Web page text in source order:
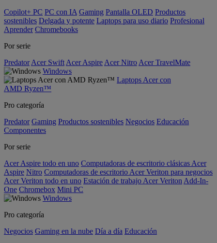
Copilot+ PC PC con IA Gaming Pantalla OLED Productos
sostenibles Delgada y potente Laptops para uso diario Profesional
Aprender Chromebooks
Por serie
Predator Acer Swift Acer Aspire Acer Nitro Acer TravelMate
Windows
Laptops Acer con
AMD Ryzen™
Pro categoría
Predator Gaming Productos sostenibles Negocios Educación
Componentes
Por serie
Acer Aspire todo en uno Computadoras de escritorio clásicas Acer
Aspire Nitro Computadoras de escritorio Acer Veriton para negocios
Acer Veriton todo en uno Estación de trabajo Acer Veriton Add-In-
One Chromebox Mini PC
Windows
Pro categoría
Negocios Gaming en la nube Día a día Educación